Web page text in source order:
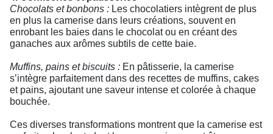
Chocolats et bonbons : Les chocolatiers intègrent de plus
en plus la camerise dans leurs créations, souvent en
enrobant les baies dans le chocolat ou en créant des
ganaches aux arômes subtils de cette baie.
Muffins, pains et biscuits : En pâtisserie, la camerise
s’intègre parfaitement dans des recettes de muffins, cakes
et pains, ajoutant une saveur intense et colorée à chaque
bouchée.
Ces diverses transformations montrent que la camerise est